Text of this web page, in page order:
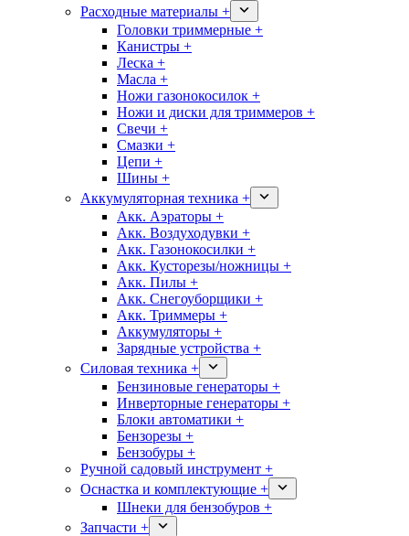
Расходные материалы +
Головки триммерные +
Канистры +
Леска +
Масла +
Ножи газонокосилок +
Ножи и диски для триммеров +
Свечи +
Смазки +
Цепи +
Шины +
Аккумуляторная техника +
Акк. Аэраторы +
Акк. Воздуходувки +
Акк. Газонокосилки +
Акк. Кусторезы/ножницы +
Акк. Пилы +
Акк. Снегоуборщики +
Акк. Триммеры +
Аккумуляторы +
Зарядные устройства +
Силовая техника +
Бензиновые генераторы +
Инверторные генераторы +
Блоки автоматики +
Бензорезы +
Бензобуры +
Ручной садовый инструмент +
Оснастка и комплектующие +
Шнеки для бензобуров +
Запчасти +